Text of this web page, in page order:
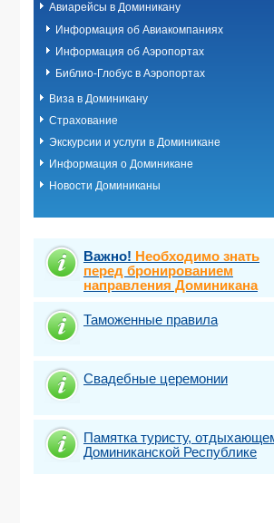
Авиарейсы в Доминикану
Информация об Авиакомпаниях
Информация об Аэропортах
Библио-Глобус в Аэропортах
Виза в Доминикану
Страхование
Экскурсии и услуги в Доминикане
Информация о Доминикане
Новости Доминиканы
Важно! Необходимо знать
перед бронированием
направления Доминикана
Таможенные правила
Свадебные церемонии
Памятка туристу,
Доминиканской Республике